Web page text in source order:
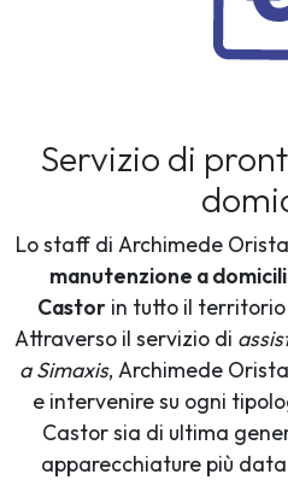
Servizio di
Lo staff di Archimede
manutenzione a
Castor in tutto il
Attraverso il servizio di
a Simaxis, Archimede
e intervenire su ogni
Castor sia di ultima
apparecchiature più